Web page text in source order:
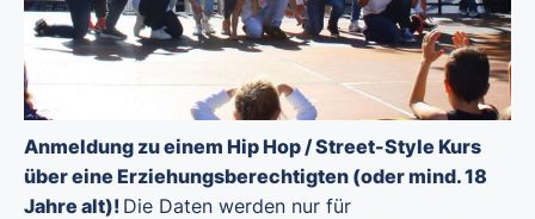
Anmeldung zu einem Hip Hop / Street-Style Kurs
über eine Erziehungsberechtigten (oder mind. 18
Jahre alt)! Die Daten werden nur für